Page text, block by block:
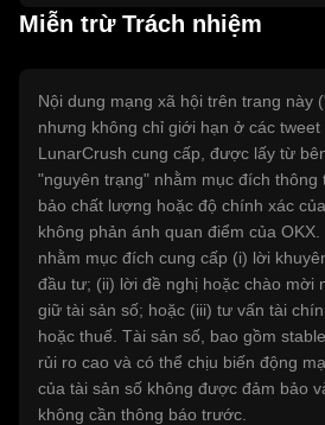
Miễn trừ Trách nhiệm
Nội dung mạng xã hội trên trang này
nhưng không chỉ giới hạn ở các
LunarCrush cung cấp, được lấy từ
"nguyên trạng" nhằm mục đích thông
bảo chất lượng hoặc độ chính xác
không phản ánh quan điểm của
nhằm mục đích cung cấp (i) lời
đầu tư; (ii) lời đề nghị hoặc chào mời
giữ tài sản số; hoặc (iii) tư vấn tài
hoặc thuế. Tài sản số, bao gồm
rủi ro cao và có thể chịu biến động
của tài sản số không được đảm bảo
không cần thông báo trước.